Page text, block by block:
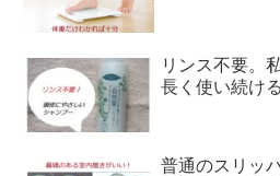
リンス不要。
長く使い続け
普通のスリッ